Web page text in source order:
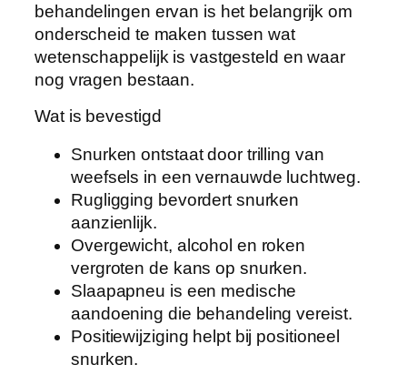
behandelingen ervan is het belangrijk om
onderscheid te maken tussen wat
wetenschappelijk is vastgesteld en waar
nog vragen bestaan.
Wat is bevestigd
Snurken ontstaat door trilling van
weefsels in een vernauwde luchtweg.
Rugligging bevordert snurken
aanzienlijk.
Overgewicht, alcohol en roken
vergroten de kans op snurken.
Slaapapneu is een medische
aandoening die behandeling vereist.
Positiewijziging helpt bij positioneel
snurken.